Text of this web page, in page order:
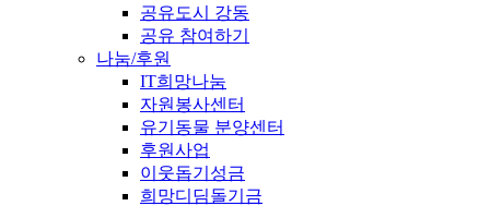
공유도시 강동
공유 참여하기
나눔/후원
IT희망나눔
자원봉사센터
유기동물 분양센터
후원사업
이웃돕기성금
희망디딤돌기금